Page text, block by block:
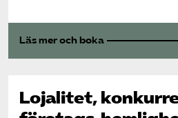
Läs mer och boka
Lojalitet,